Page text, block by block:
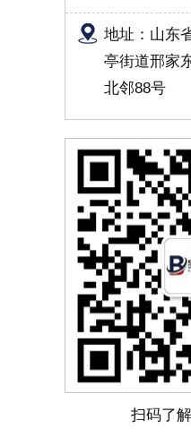
地址：山东
亭街道邢家
北邻88号
扫码了